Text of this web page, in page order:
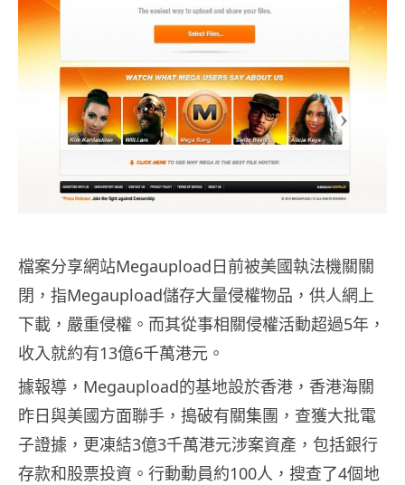
檔案分享網站Megaupload日前被美國執法機關關
閉，指Megaupload儲存大量侵權物品，供人網上
下載，嚴重侵權。而其從事相關侵權活動超過5年，
收入就約有13億6千萬港元。
據報導，Megaupload的基地設於香港，香港海關
昨日與美國方面聯手，搗破有關集團，查獲大批電
子證據，更凍結3億3千萬港元涉案資產，包括銀行
存款和股票投資。行動動員約100人，搜查了4個地